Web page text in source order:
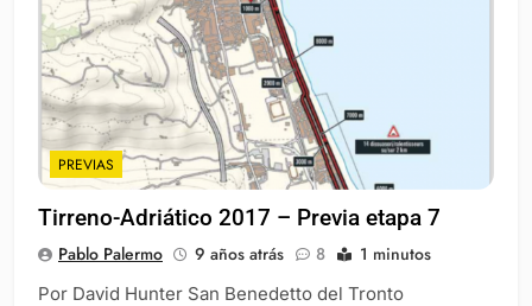
PREVIAS
Tirreno-Adriático 2017 – Previa etapa 7
Pablo Palermo 9 años atrás 8 1 minutos
Por David Hunter San Benedetto del Tronto